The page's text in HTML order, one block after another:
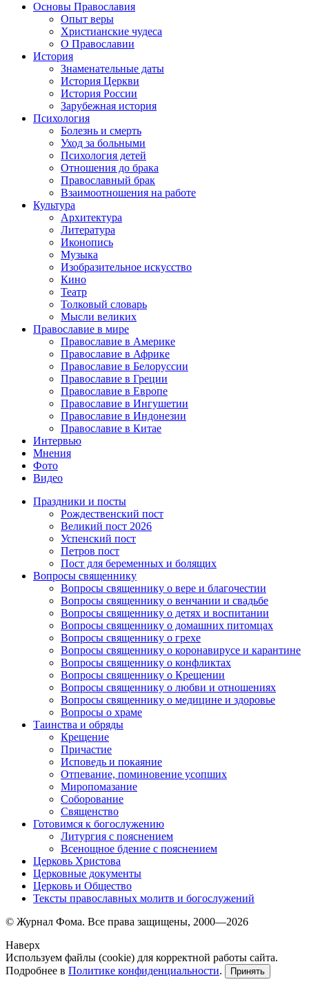
Основы Православия
Опыт веры
Христианские чудеса
О Православии
История
Знаменательные даты
История Церкви
История России
Зарубежная история
Психология
Болезнь и смерть
Уход за больными
Психология детей
Отношения до брака
Православный брак
Взаимоотношения на работе
Культура
Архитектура
Литература
Иконопись
Музыка
Изобразительное искусство
Кино
Театр
Толковый словарь
Мысли великих
Православие в мире
Православие в Америке
Православие в Африке
Православие в Белоруссии
Православие в Греции
Православие в Европе
Православие в Ингушетии
Православие в Индонезии
Православие в Китае
Интервью
Мнения
Фото
Видео
Праздники и посты
Рождественский пост
Великий пост 2026
Успенский пост
Петров пост
Пост для беременных и болящих
Вопросы священнику
Вопросы священнику о вере и благочестии
Вопросы священнику о венчании и свадьбе
Вопросы священнику о детях и воспитании
Вопросы священнику о домашних питомцах
Вопросы священнику о грехе
Вопросы священнику о коронавирусе и карантине
Вопросы священнику о конфликтах
Вопросы священнику о Крещении
Вопросы священнику о любви и отношениях
Вопросы священнику о медицине и здоровье
Вопросы о храме
Таинства и обряды
Крещение
Причастие
Исповедь и покаяние
Отпевание, поминовение усопших
Миропомазание
Соборование
Священство
Готовимся к богослужению
Литургия с пояснением
Всенощное бдение с пояснением
Церковь Христова
Церковные документы
Церковь и Общество
Тексты православных молитв и богослужений
© Журнал Фома. Все права защищены, 2000—2026
Наверх
Используем файлы (cookie) для корректной работы сайта.
Подробнее в Политике конфиденциальности. Принять